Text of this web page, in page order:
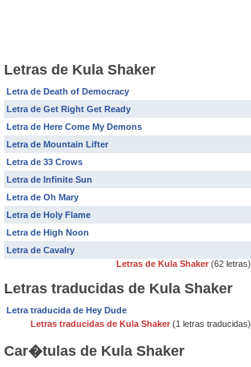
Letras de Kula Shaker
Letra de Death of Democracy
Letra de Get Right Get Ready
Letra de Here Come My Demons
Letra de Mountain Lifter
Letra de 33 Crows
Letra de Infinite Sun
Letra de Oh Mary
Letra de Holy Flame
Letra de High Noon
Letra de Cavalry
Letras de Kula Shaker (62 letras)
Letras traducidas de Kula Shaker
Letra traducida de Hey Dude
Letras traducidas de Kula Shaker (1 letras traducidas)
Car�tulas de Kula Shaker